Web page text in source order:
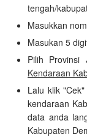
tengah/
Masukkan
Masukan 5
Pilih Provinsi
Kendaraan
Lalu klik
kendaraan
data anda
Kabupaten